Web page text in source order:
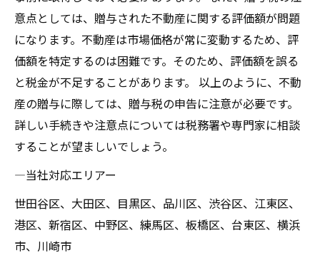
意点としては、贈与された不動産に関する評価額が問題
になります。不動産は市場価格が常に変動するため、評
価額を特定するのは困難です。そのため、評価額を誤る
と税金が不足することがあります。 以上のように、不動
産の贈与に際しては、贈与税の申告に注意が必要です。
詳しい手続きや注意点については税務署や専門家に相談
することが望ましいでしょう。
―当社対応エリアー
世田谷区、大田区、目黒区、品川区、渋谷区、江東区、
港区、新宿区、中野区、練馬区、板橋区、台東区、横浜
市、川崎市